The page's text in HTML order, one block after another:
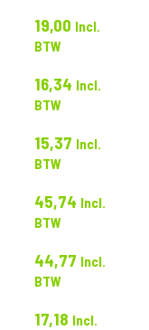
19,00 Incl.
BTW
16,34 Incl.
BTW
15,37 Incl.
BTW
45,74 Incl.
BTW
44,77 Incl.
BTW
17,18 Incl.